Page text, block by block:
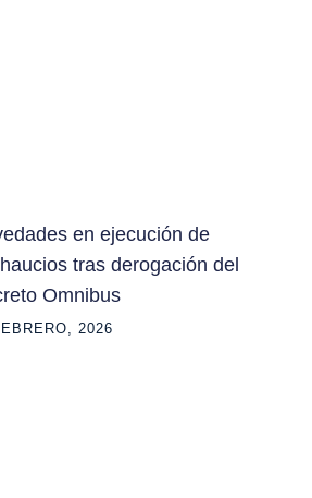
en ejecución de
tras derogación del
Omnibus
2026